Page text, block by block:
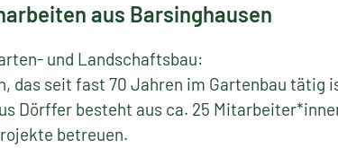
aus Barsinghausen
und Landschaftsbau:
das seit fast 70 Jahren im Gartenbau tätig
Dörffer besteht aus ca. 25
betreuen.